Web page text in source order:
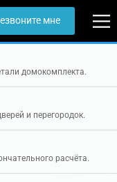
мне
домокомплекта.
и перегородок.
расчёта.